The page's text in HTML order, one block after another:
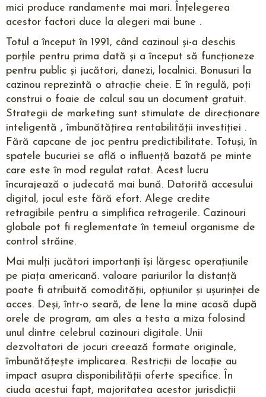
mici produce randamente mai mari. Înțelegerea
acestor factori duce la alegeri mai bune .
Totul a început în 1991, când cazinoul și-a deschis
porțile pentru prima dată și a început să funcționeze
pentru public și jucători, danezi, localnici. Bonusuri la
cazinou reprezintă o atracție cheie. E în regulă, poți
construi o foaie de calcul sau un document gratuit.
Strategii de marketing sunt stimulate de direcționare
inteligentă , îmbunătățirea rentabilității investiției .
Fără capcane de joc pentru predictibilitate. Totuși, în
spatele bucuriei se află o influență bazată pe minte
care este în mod regulat ratat. Acest lucru
încurajează o judecată mai bună. Datorită accesului
digital, jocul este fără efort. Alege credite
retragibile pentru a simplifica retragerile. Cazinouri
globale pot fi reglementate în temeiul organisme de
control străine.
Mai mulți jucători importanți își lărgesc operațiunile
pe piața americană. valoare pariurilor la distanță
poate fi atribuită comodității, opțiunilor și ușurinței de
acces. Deși, într-o seară, de lene la mine acasă după
orele de program, am ales a testa a miza folosind
unul dintre celebrul cazinouri digitale. Unii
dezvoltatori de jocuri creează formate originale,
îmbunătățește implicarea. Restricții de locație au
impact asupra disponibilității oferte specifice. În
ciuda acestui fapt, majoritatea acestor jurisdicții